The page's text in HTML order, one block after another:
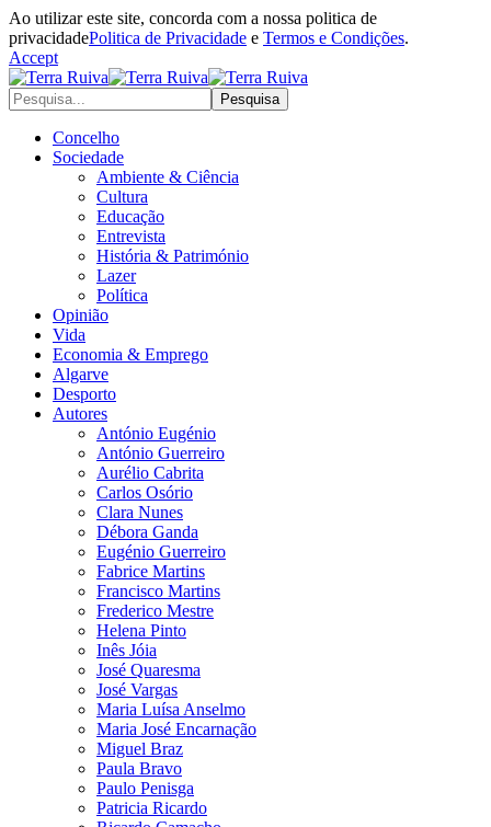
Ao utilizar este site, concorda com a nossa politica de
privacidadePolitica de Privacidade e Termos e Condições.
Accept
Concelho
Sociedade
Ambiente & Ciência
Cultura
Educação
Entrevista
História & Património
Lazer
Política
Opinião
Vida
Economia & Emprego
Algarve
Desporto
Autores
António Eugénio
António Guerreiro
Aurélio Cabrita
Carlos Osório
Clara Nunes
Débora Ganda
Eugénio Guerreiro
Fabrice Martins
Francisco Martins
Frederico Mestre
Helena Pinto
Inês Jóia
José Quaresma
José Vargas
Maria Luísa Anselmo
Maria José Encarnação
Miguel Braz
Paula Bravo
Paulo Penisga
Patricia Ricardo